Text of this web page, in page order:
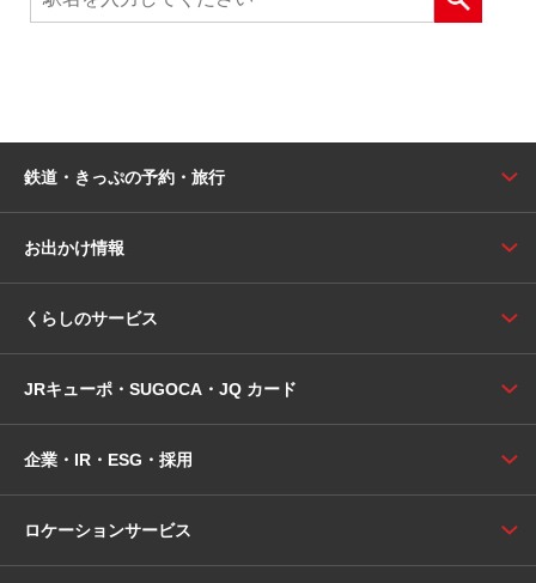
鉄道・きっぷの予約・旅行
お出かけ情報
くらしのサービス
JRキューポ・SUGOCA・JQ カード
企業・IR・ESG・採用
ロケーションサービス